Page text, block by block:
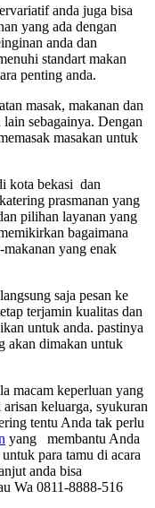
anda juga bisa
yang ada dengan
anda dan
standart makan
penting anda.
masak, makanan dan
sebagainya. Dengan
masakan untuk
kota bekasi dan
prasmanan yang
pilihan layanan yang
bagaimana
yang enak
saja pesan ke
terjamin kualitas dan
untuk anda. pastinya
akan dimakan untuk
macam keperluan yang
keluarga, syukuran
tentu Anda tak perlu
yang membantu Anda
para tamu di acara
anda bisa
Wa 0811-8888-516